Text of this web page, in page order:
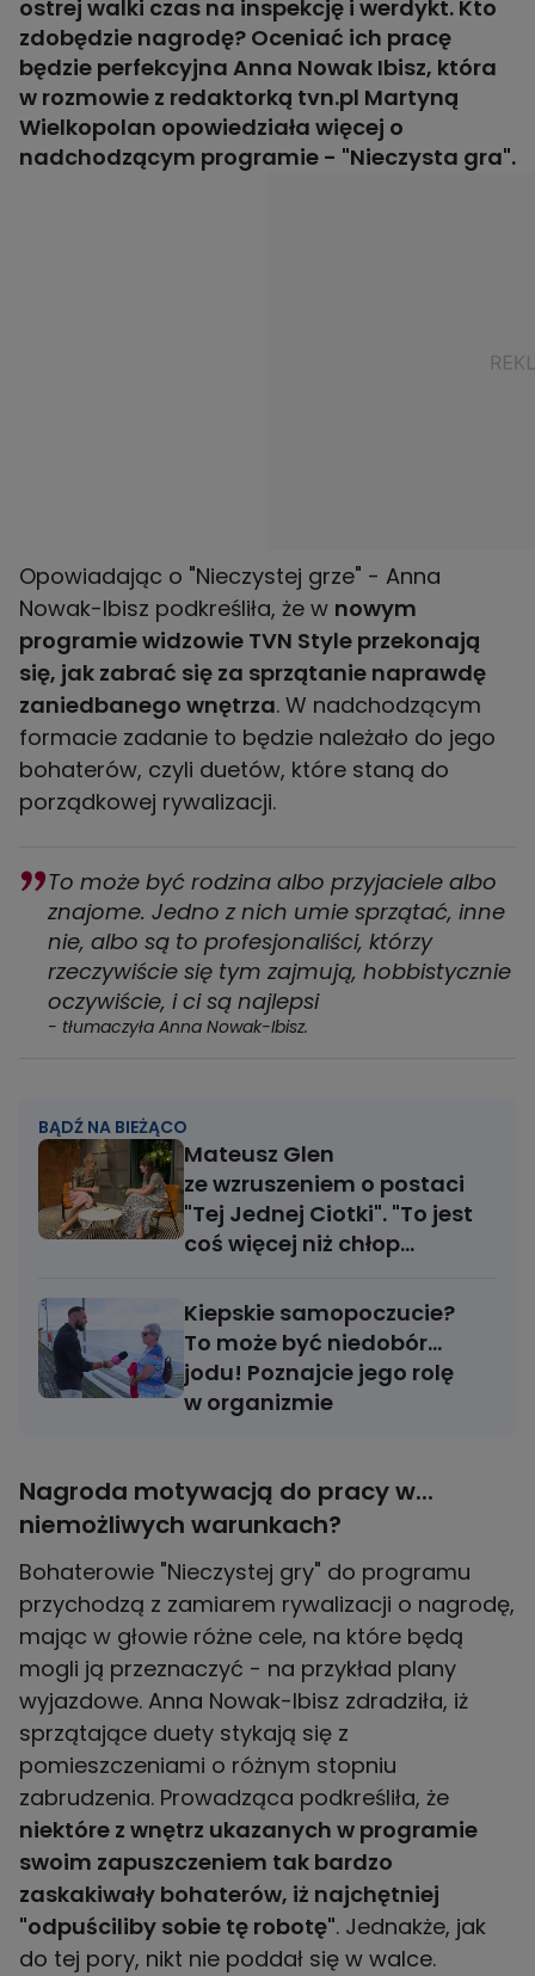
ostrej walki czas na inspekcję i werdykt. Kto
zdobędzie nagrodę? Oceniać ich pracę
będzie perfekcyjna Anna Nowak Ibisz, która
w rozmowie z redaktorką tvn.pl Martyną
Wielkopolan opowiedziała więcej o
nadchodzącym programie - "Nieczysta gra".​
Opowiadając o "Nieczystej grze" - Anna
Nowak-Ibisz podkreśliła, że w nowym
programie widzowie TVN Style przekonają
się, jak zabrać się za sprzątanie naprawdę
zaniedbanego wnętrza. W nadchodzącym
formacie zadanie to będzie należało do jego
bohaterów, czyli duetów, które staną do
porządkowej rywalizacji.
To może być rodzina albo przyjaciele albo
znajome. Jedno z nich umie sprzątać, inne
nie, albo są to profesjonaliści, którzy
rzeczywiście się tym zajmują, hobbistycznie
oczywiście, i ci są najlepsi
- tłumaczyła Anna Nowak-Ibisz.
BĄDŹ NA BIEŻĄCO
Mateusz Glen
ze wzruszeniem o postaci
"Tej Jednej Ciotki". "To jest
coś więcej niż chłop
Kiepskie samopoczucie?
To może być niedobór...
jodu! Poznajcie jego rolę
w organizmie
Nagroda motywacją do pracy w...
niemożliwych warunkach?
Bohaterowie "Nieczystej gry" do programu
przychodzą z zamiarem rywalizacji o nagrodę,
mając w głowie różne cele, na które będą
mogli ją przeznaczyć - na przykład plany
wyjazdowe. Anna Nowak-Ibisz zdradziła, iż
sprzątające duety stykają się z
pomieszczeniami o różnym stopniu
zabrudzenia. Prowadząca podkreśliła, że
niektóre z wnętrz ukazanych w programie
swoim zapuszczeniem tak bardzo
zaskakiwały bohaterów, iż najchętniej
"odpuściliby sobie tę robotę". Jednakże, jak
do tej pory, nikt nie poddał się w walce.